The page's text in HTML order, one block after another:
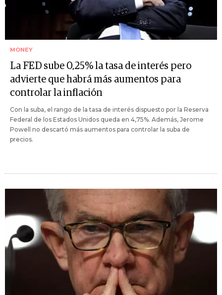
MONEY
La FED sube 0,25% la tasa de interés pero
advierte que habrá más aumentos para
controlar la inflación
Con la suba, el rango de la tasa de interés dispuesto por la Reserva
Federal de los Estados Unidos queda en 4,75%. Además, Jerome
Powell no descartó más aumentos para controlar la suba de
precios.